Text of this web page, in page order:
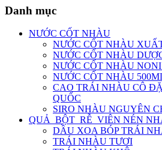
Danh mục
NƯỚC CỐT NHÀU
NƯỚC CỐT NHÀU
NƯỚC CỐT NHÀU
NƯỚC CỐT NHÀU
NƯỚC CỐT NHÀU
CAO TRÁI NHÀU CÔ
QUỐC
SIRO NHÀU NGUYÊN
QUẢ_BỘT_RỄ_VIÊN NÉN
DẦU XOA BÓP TRÁI
TRÁI NHÀU TƯƠI